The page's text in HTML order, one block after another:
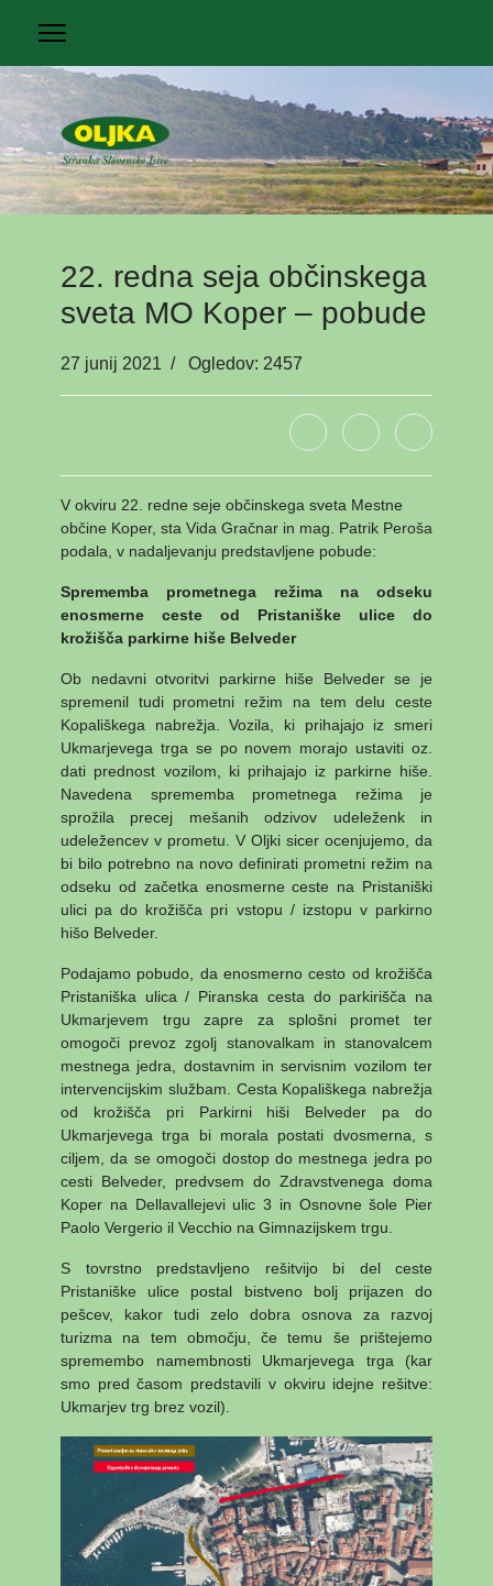
22. redna seja občinskega
sveta MO Koper – pobude
27 junij 2021 Ogledov: 2457
V okviru 22. redne seje občinskega sveta Mestne
občine Koper, sta Vida Gračnar in mag. Patrik Peroša
podala, v nadaljevanju predstavljene pobude:
Sprememba prometnega režima na odseku
enosmerne ceste od Pristaniške ulice do
krožišča parkirne hiše Belveder
Ob nedavni otvoritvi parkirne hiše Belveder se je
spremenil tudi prometni režim na tem delu ceste
Kopališkega nabrežja. Vozila, ki prihajajo iz smeri
Ukmarjevega trga se po novem morajo ustaviti oz.
dati prednost vozilom, ki prihajajo iz parkirne hiše.
Navedena sprememba prometnega režima je
sprožila precej mešanih odzivov udeleženk in
udeležencev v prometu. V Oljki sicer ocenjujemo, da
bi bilo potrebno na novo definirati prometni režim na
odseku od začetka enosmerne ceste na Pristaniški
ulici pa do krožišča pri vstopu / izstopu v parkirno
hišo Belveder.
Podajamo pobudo, da enosmerno cesto od krožišča
Pristaniška ulica / Piranska cesta do parkirišča na
Ukmarjevem trgu zapre za splošni promet ter
omogoči prevoz zgolj stanovalkam in stanovalcem
mestnega jedra, dostavnim in servisnim vozilom ter
intervencijskim službam. Cesta Kopališkega nabrežja
od krožišča pri Parkirni hiši Belveder pa do
Ukmarjevega trga bi morala postati dvosmerna, s
ciljem, da se omogoči dostop do mestnega jedra po
cesti Belveder, predvsem do Zdravstvenega doma
Koper na Dellavallejevi ulic 3 in Osnovne šole Pier
Paolo Vergerio il Vecchio na Gimnazijskem trgu.
S tovrstno predstavljeno rešitvijo bi del ceste
Pristaniške ulice postal bistveno bolj prijazen do
pešcev, kakor tudi zelo dobra osnova za razvoj
turizma na tem območju, če temu še prištejemo
spremembo namembnosti Ukmarjevega trga (kar
smo pred časom predstavili v okviru idejne rešitve:
Ukmarjev trg brez vozil).